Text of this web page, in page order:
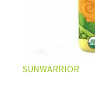
Pour ceux qui
glacé, sans se
Latte
🍯 CAFÉ FRAPPÉ
SUNWARRIOR